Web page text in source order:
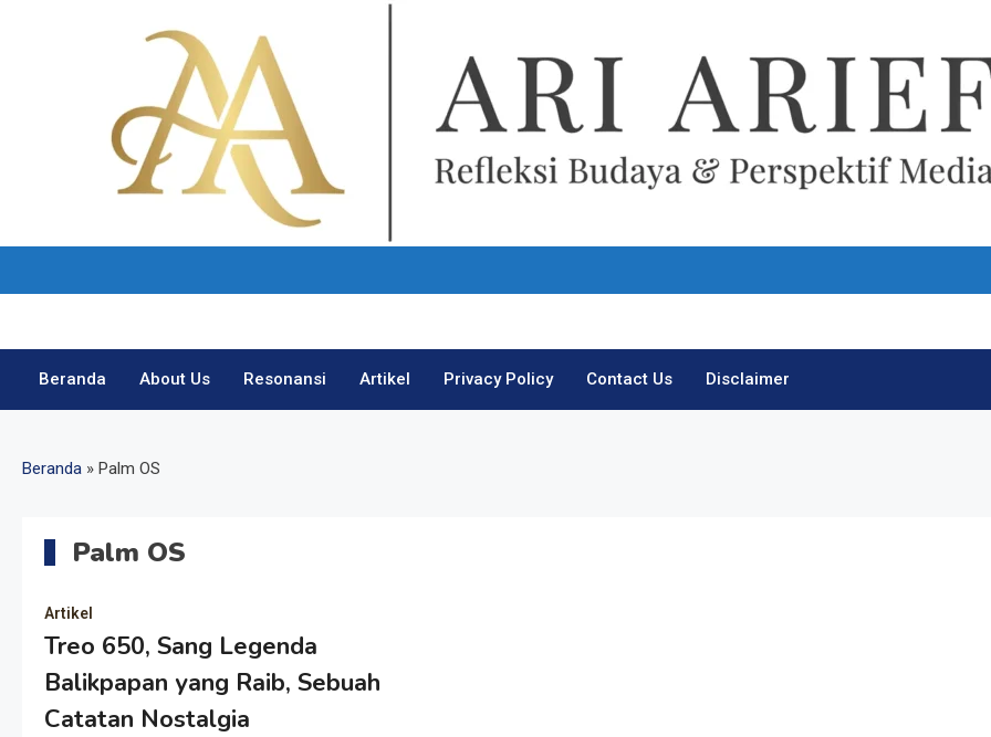
Ari Arief
Beranda About Us Resonansi Artikel Privacy Policy Contact Us Disclaimer
Beranda » Palm OS
Palm OS
Artikel
Treo 650, Sang Legenda
Balikpapan yang Raib, Sebuah
Catatan Nostalgia